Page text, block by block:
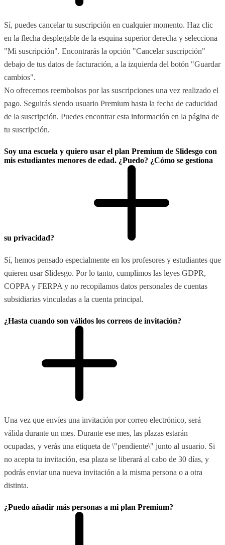
Sí, puedes cancelar tu suscripción en cualquier momento. Haz clic
en la flecha desplegable de la esquina superior derecha y selecciona
"Mi suscripción". Encontrarás la opción "Cancelar suscripción"
debajo de tus datos de facturación, a la izquierda del botón "Guardar
cambios".
No ofrecemos reembolsos por las suscripciones una vez realizado el
pago. Seguirás siendo usuario Premium hasta la fecha de caducidad
de la suscripción. Puedes encontrar esta información en la página de
tu suscripción.
Soy una escuela y quiero usar el plan Premium de Slidesgo con
mis estudiantes menores de edad. ¿Puedo? ¿Cómo se gestiona
su privacidad?
Sí, hemos pensado especialmente en los profesores y estudiantes que
quieren usar Slidesgo. Por lo tanto, cumplimos las leyes GDPR,
COPPA y FERPA y no recopilamos datos personales de cuentas
subsidiarias vinculadas a la cuenta principal.
¿Hasta cuando son válidos los correos de invitación?
Una vez que envíes una invitación por correo electrónico, será
válida durante un mes. Durante ese mes, las plazas estarán
ocupadas, y verás una etiqueta de \"pendiente\" junto al usuario. Si
no acepta tu invitación, esa plaza se liberará al cabo de 30 días, y
podrás enviar una nueva invitación a la misma persona o a otra
distinta.
¿Puedo añadir más personas a mi plan Premium?